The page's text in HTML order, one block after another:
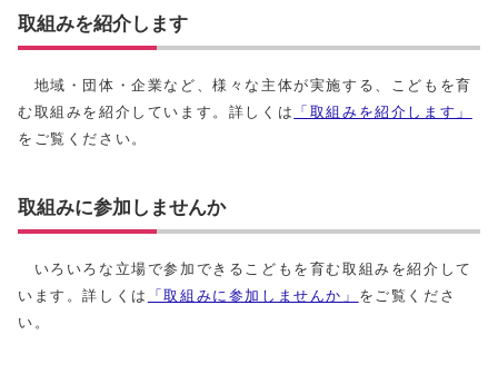
取組みを紹介します
地域・団体・企業など、様々な主体が実施する、こどもを育
む取組みを紹介しています。詳しくは 「取組みを紹介します」
をご覧ください。
取組みに参加しませんか
いろいろな立場で参加できるこどもを育む取組みを紹介して
います。詳しくは
「取組みに参加しませんか」 をご覧くださ
い。